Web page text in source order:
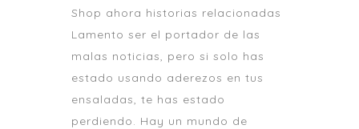
Shop ahora historias relacionadas
Lamento ser el portador de las
malas noticias, pero si solo has
estado usando aderezos en tus
ensaladas, te has estado
perdiendo. Hay un mundo de